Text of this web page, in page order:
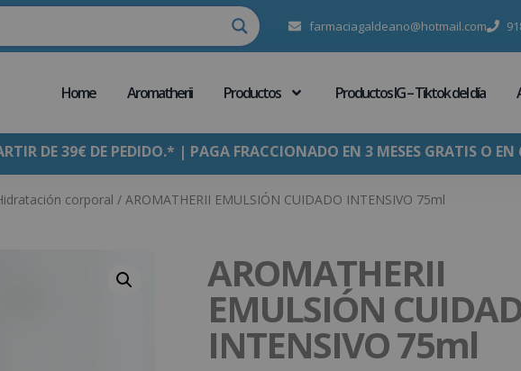
farmaciagaldeano@hotmail.com
Home Aromatherii Productos Productos IG – Tiktok del día
DE 39€ DE PEDIDO.* | PAGA FRACCIONADO EN 3 MESES GRATIS O
corporal / AROMATHERII EMULSIÓN CUIDADO INTENSIVO 75ml
AROMATHERII
EMULSIÓN
INTENSIVO 75ml